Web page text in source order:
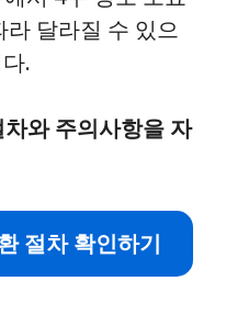
달라질 수 있으
.
와 주의사항을 자
절차 확인하기